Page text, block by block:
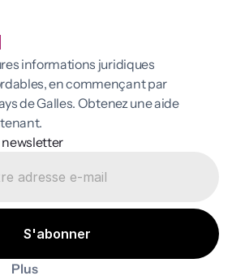
informations juridiques
en commençant par
de Galles. Obtenez une aide
newsletter
Plus